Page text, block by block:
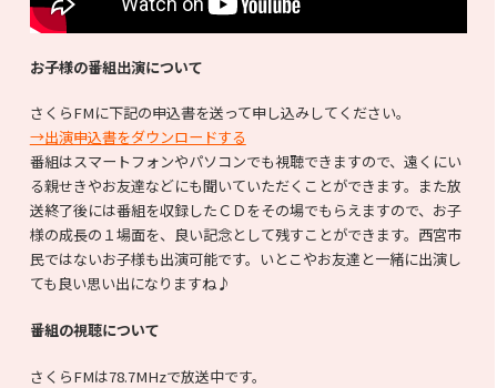
お子様の番組出演について
さくらFMに下記の申込書を送って申し込みしてください。
→出演申込書をダウンロードする
番組はスマートフォンやパソコンでも視聴できますので、遠くにい
る親せきやお友達などにも聞いていただくことができます。また放
送終了後には番組を収録したＣＤをその場でもらえますので、お子
様の成長の１場面を、良い記念として残すことができます。西宮市
民ではないお子様も出演可能です。いとこやお友達と一緒に出演し
ても良い思い出になりますね♪
番組の視聴について
さくらFMは78.7MHzで放送中です。